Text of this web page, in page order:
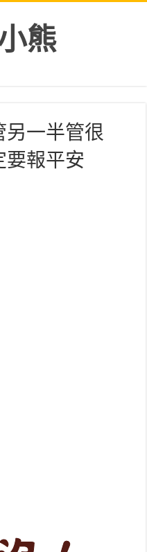
另一半管很
要報平安